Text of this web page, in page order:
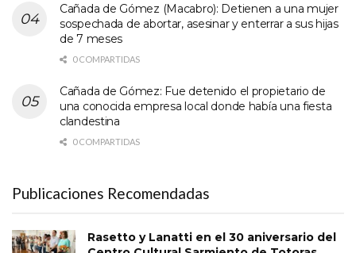
Cañada de Gómez (Macabro): Detienen a una mujer
sospechada de abortar, asesinar y enterrar a sus hijas
de 7 meses
0 COMPARTIDAS
Cañada de Gómez: Fue detenido el propietario de
una conocida empresa local donde había una fiesta
clandestina
0 COMPARTIDAS
Publicaciones Recomendadas
Rasetto y Lanatti en el 30 aniversario del